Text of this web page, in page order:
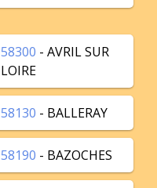
58300 - AVRIL SUR
LOIRE
58130 - BALLERAY
58190 - BAZOCHES